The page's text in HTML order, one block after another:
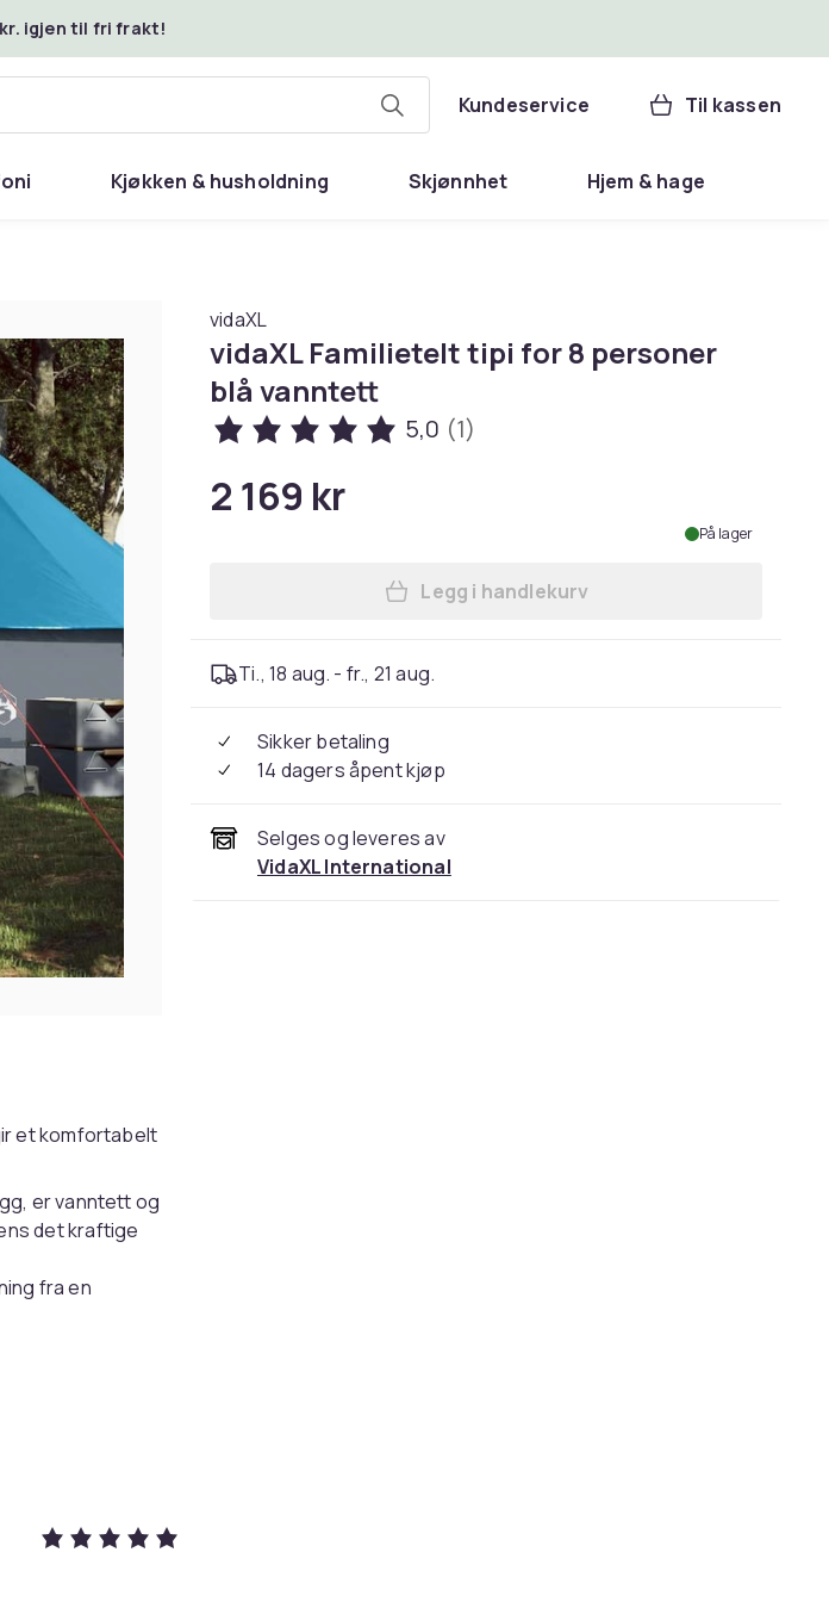
kr. igjen til fri frakt!
Kundeservice Til kassen
Kjøkken & husholdning Skjønnhet Hjem & hage
et komfortabelt
er vanntett og
det kraftige
fra en
teltet og
vidaXL
vidaXL Familietelt tipi for 8 personer
blå vanntett
5,0 (1)
2 169 kr
På lager
Legg vidaXL Familietelt tipi for 8
Legg i handlekurv
Ti., 18 aug. - fr., 21 aug.
Sikker betaling
14 dagers åpent kjøp
Selges og leveres av
VidaXL International